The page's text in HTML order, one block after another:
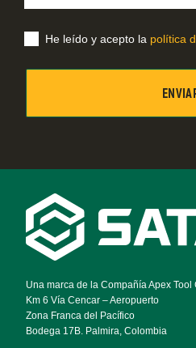
Footer
Navigation
Una marca de la Compañía Apex Tool
Km 6 Vía Cencar – Aeropuerto
Zona Franca del Pacífico
Bodega 17B. Palmira, Colombia
correo
electrónico
He leído y acepto la política